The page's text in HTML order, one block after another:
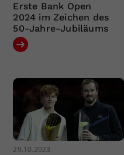
Erste Bank Open
2024 im Zeichen des
50-Jahre-Jubiläums
29.10.2023